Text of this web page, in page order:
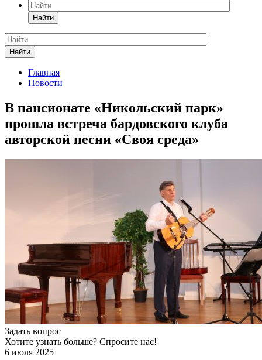
Найти
Найти
Главная
Новости
В пансионате «Никольский парк»
прошла встреча бардовского клуба
авторской песни «Своя среда»
Задать вопрос
Хотите узнать больше? Спросите нас!
6 июля 2025